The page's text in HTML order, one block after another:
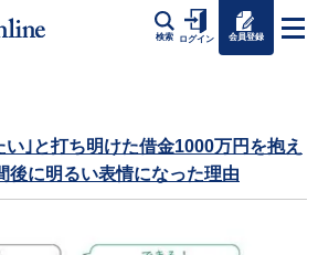
検索 ログイン 会員登録
｣と打ち明けた借金1000万円を抱え
後に明るい表情になった理由